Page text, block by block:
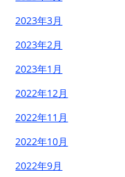
2023年3月
2023年2月
2023年1月
2022年12月
2022年11月
2022年10月
2022年9月